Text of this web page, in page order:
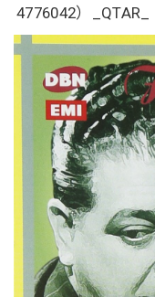
4776042）_QTAR_